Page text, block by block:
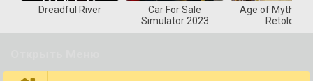
Dreadful River
Car For Sale
Simulator 2023
Age of
Retold